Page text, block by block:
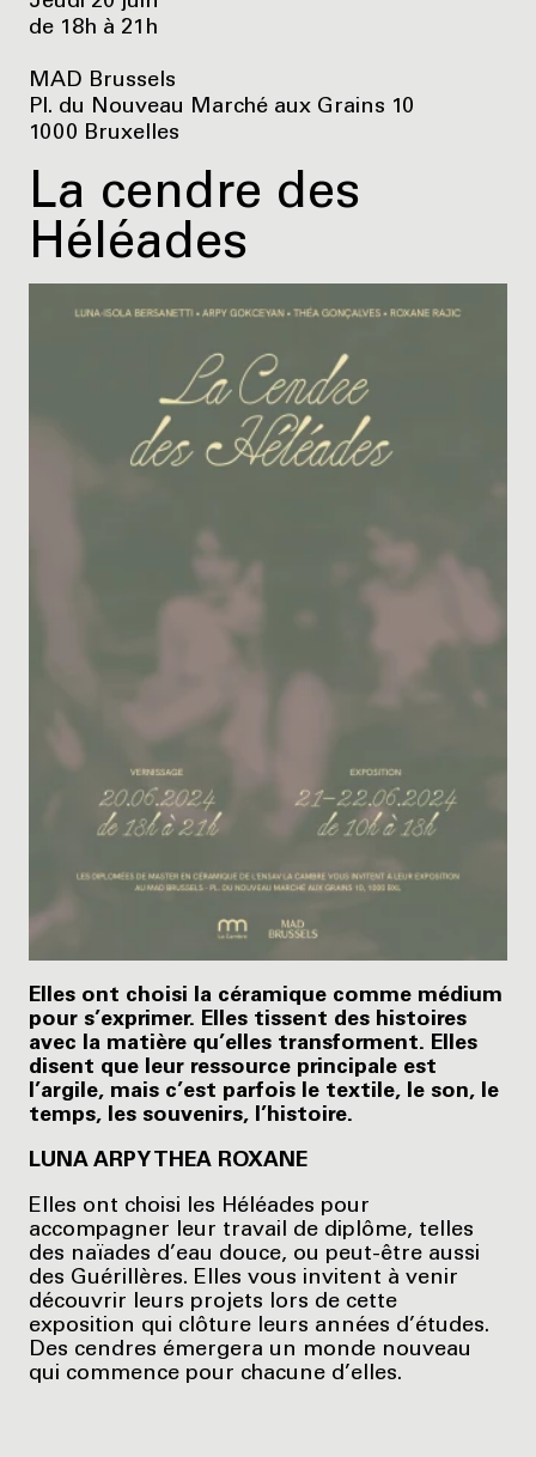
de 18h à 21h
MAD Brussels
Pl. du Nouveau Marché aux Grains 10
1000 Bruxelles
La cendre des
Héléades
Elles ont choisi la céramique comme médium
pour s’exprimer. Elles tissent des histoires
avec la matière qu’elles transforment. Elles
disent que leur ressource principale est
l’argile, mais c’est parfois le textile, le son, le
temps, les souvenirs, l’histoire.
LUNA ARPY THEA ROXANE
Elles ont choisi les Héléades pour
accompagner leur travail de diplôme, telles
des naïades d’eau douce, ou peut-être aussi
des Guérillères. Elles vous invitent à venir
découvrir leurs projets lors de cette
exposition qui clôture leurs années d’études.
Des cendres émergera un monde nouveau
qui commence pour chacune d’elles.